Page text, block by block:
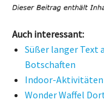
Auch interessant:
Süßer langer Text
Botschaften
Indoor-Aktivitäten
Wonder Waffel